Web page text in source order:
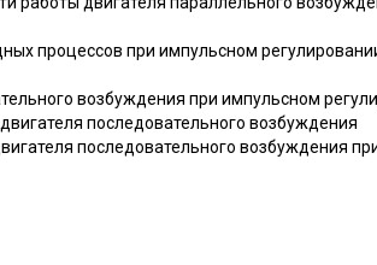
процессов при импульсном
возбуждения при импульсном
последовательного возбуждения
последовательного возбуждения